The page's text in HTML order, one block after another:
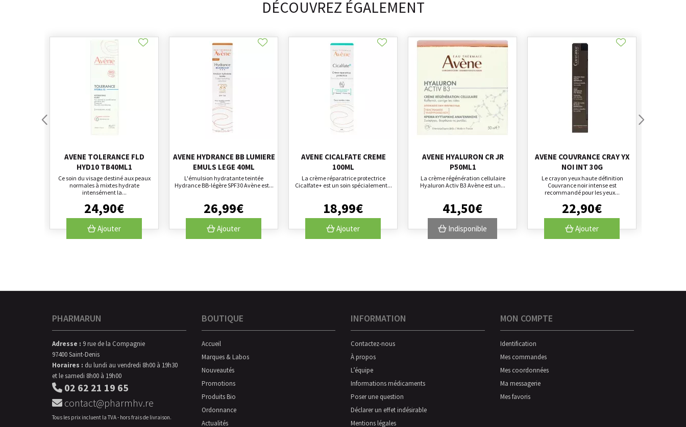
DÉCOUVREZ ÉGALEMENT
AVENE TOLERANCE FLD
HYD10 TB40ML1
Ce soin du visage destiné aux peaux
normales à mixtes hydrate
intensément la...
24,90€
Ajouter
AVENE HYDRANCE BB LUMIERE
EMULS LEGE 40ML
L'émulsion hydratante teintée
Hydrance BB-légère SPF30 Avène est...
26,99€
Ajouter
AVENE CICALFATE CREME
100ML
La crème réparatrice protectrice
Cicalfate+ est un soin spécialement...
18,99€
Ajouter
AVENE HYALURON CR JR
P50ML1
La crème régénération cellulaire
Hyaluron Activ B3 Avène est un...
41,50€
Indisponible
AVENE COUVRANCE CRAY YX
NOI INT 30G
Le crayon yeux haute définition
Couvrance noir intense est
recommandé pour les yeux...
22,90€
Ajouter
PHARMARUN
Adresse : 9 rue de la Compagnie
97400 Saint-Denis
Horaires : du lundi au vendredi 8h00 à 19h30
et le samedi 8h00 à 19h00
02 62 21 19 65
contact@pharmhv.re
Tous les prix incluent la TVA - hors frais de livraison.
BOUTIQUE
Accueil
Marques & Labos
Nouveautés
Promotions
Produits Bio
Ordonnance
Actualités
INFORMATION
Contactez-nous
À propos
L’équipe
Informations médicaments
Poser une question
Déclarer un effet indésirable
Mentions légales
MON COMPTE
Identification
Mes commandes
Mes coordonnées
Ma messagerie
Mes favoris